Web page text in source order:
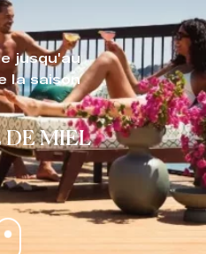
jusqu'au
la saison
DE MIEL